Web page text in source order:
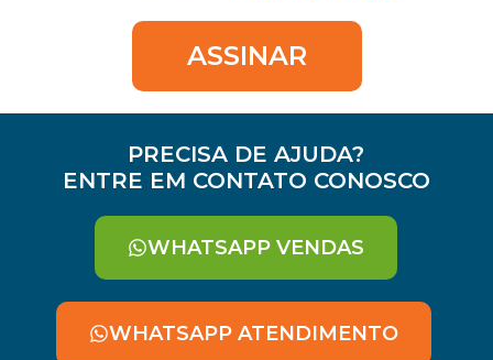
ASSINAR
PRECISA DE AJUDA?
ENTRE EM CONTATO CONOSCO
WHATSAPP VENDAS
WHATSAPP ATENDIMENTO